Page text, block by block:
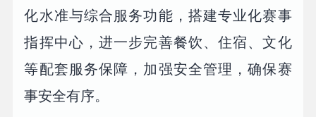
化水准与综合服务功能，搭建专业化赛事
指挥中心，进一步完善餐饮、住宿、文化
等配套服务保障，加强安全管理，确保赛
事安全有序。